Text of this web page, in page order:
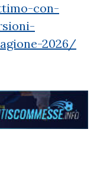
con-
2026/